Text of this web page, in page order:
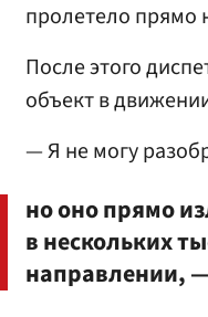
пролетело прямо
После этого
объект в
— Я не могу
но оно прямо
в нескольких
направлении,